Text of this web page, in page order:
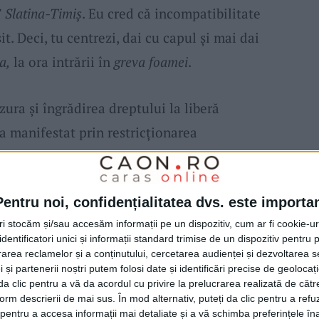
noi, confidențialitatea dvs. este
stocăm și/sau accesăm informații pe un dispozitiv, cum ar fi cookie-
unici și informații standard trimise de un dispozitiv pentru
reclamelor și a conținutului, cercetarea audienței și dezvoltarea
și partenerii noștri putem folosi date și identificări precise de
clic pentru a vă da acordul cu privire la prelucrarea realizată de
descrierii de mai sus. În mod alternativ, puteți da clic pentru a
a accesa informații mai detaliate și a vă schimba preferințele
Slatina-Timiș. Eu cred că incompatibilitate
Deci, tu centrezi, dai cu capul și mai dai
la ora intrării în greva foamei.
și îngrădirea dreptului la liberă
manifestat prin restricționarea
de firmă și, urmare a unui ordin al
grupului alternativ de comentarii
Cel mai mult au cântărit, probabil, cele de
revendicările,Peicaa spus: „În
toate drepturile pe care le ia și dl.Moatăr,
Silvic. Cum dânsul are cotă din profit,
dă o indemnizație de 30% din salariul